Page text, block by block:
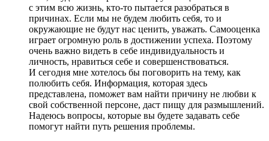
с этим всю жизнь, кто-то пытается разобраться в
причинах. Если мы не будем любить себя, то и
окружающие не будут нас ценить, уважать. Самооценка
играет огромную роль в достижении успеха. Поэтому
очень важно видеть в себе индивидуальность и
личность, нравиться себе и совершенствоваться.
И сегодня мне хотелось бы поговорить на тему, как
полюбить себя. Информация, которая здесь
представлена, поможет вам найти причину не любви к
свой собственной персоне, даст пищу для размышлений.
Надеюсь вопросы, которые вы будете задавать себе
помогут найти путь решения проблемы.